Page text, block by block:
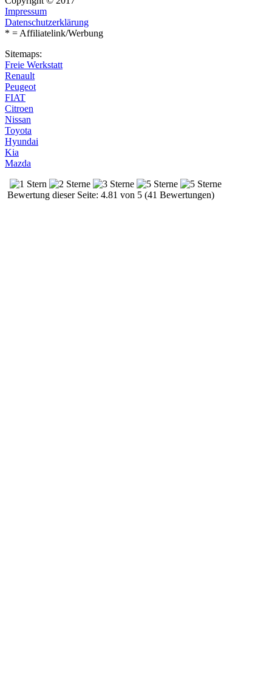
Impressum
Datenschutzerklärung
* = Affiliatelink/Werbung
Sitemaps:
Freie Werkstatt
Renault
Peugeot
FIAT
Citroen
Nissan
Toyota
Hyundai
Kia
Mazda
Bewertung dieser Seite: 4.81 von 5 (41 Bewertungen)